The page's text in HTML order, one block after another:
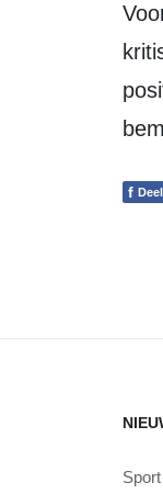
Voor de vierde ster is de audit in oktober 2018 gehouden. De auditeur stelde
f Deel
Sport